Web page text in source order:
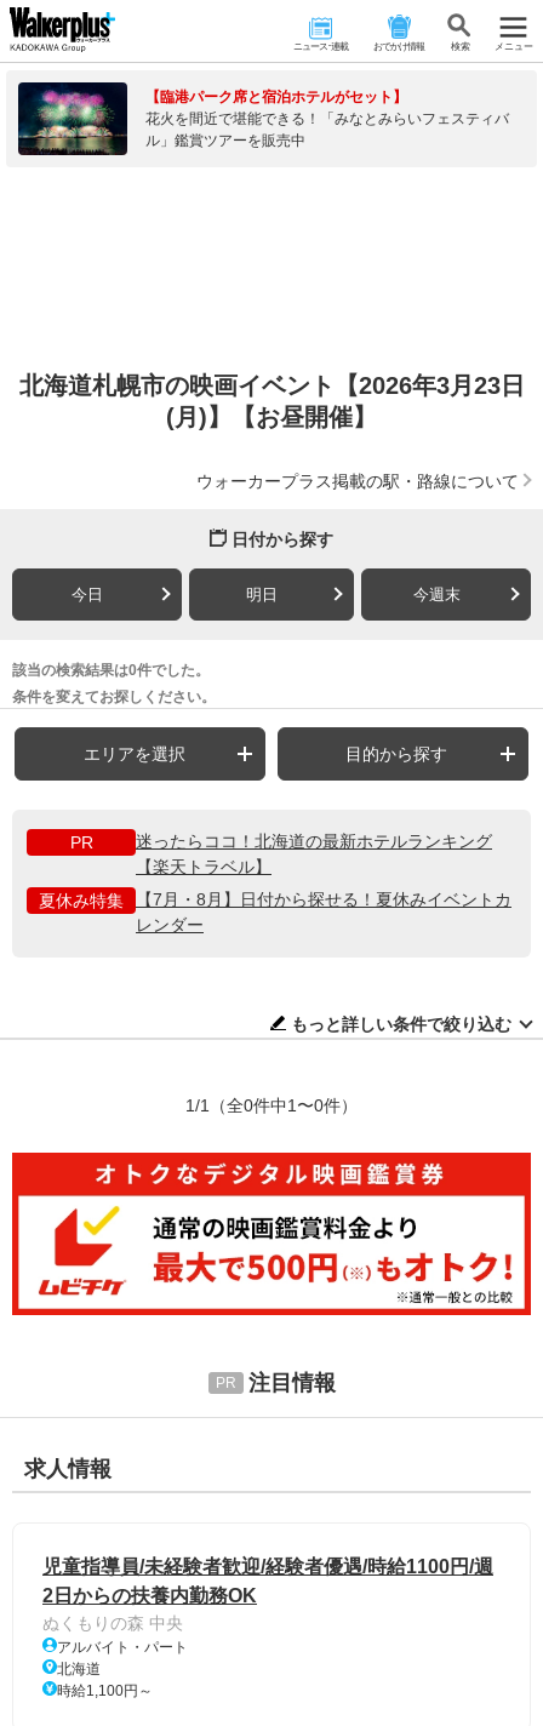
ニュース･連載 おでかけ情報 検 索 メニュー
【臨港パーク席と宿泊ホテルがセット】
花火を間近で堪能できる！「みなとみらいフェスティバ
ル」鑑賞ツアーを販売中
北海道札幌市の映画イベント【2026年3月23日
(月)】【お昼開催】
ウォーカープラス掲載の駅・路線について
日付から探す
今日 明日 今週末
該当の検索結果は0件でした。
条件を変えてお探しください。
エリアを選択 目的から探す
PR
迷ったらココ！北海道の最新ホテルランキング
【楽天トラベル】
夏休み特集
【7月・8月】日付から探せる！夏休みイベントカ
レンダー
もっと詳しい条件で絞り込む
1/1 （全0件中1〜0件）
注目情報
求人情報
児童指導員/未経験者歓迎/経験者優遇/時給1100円/週
2日からの扶養内勤務OK
ぬくもりの森 中央
アルバイト・パート
北海道
時給1,100円～